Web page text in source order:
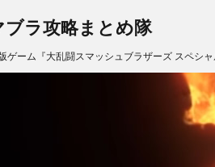
ブラ攻略まとめ隊
ゲーム『大乱闘スマッシュブラザーズ スペシ